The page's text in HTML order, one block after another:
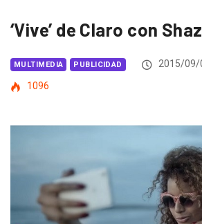
‘Vive’ de Claro con
MULTIMEDIA PUBLICIDAD 2015/09/
1096